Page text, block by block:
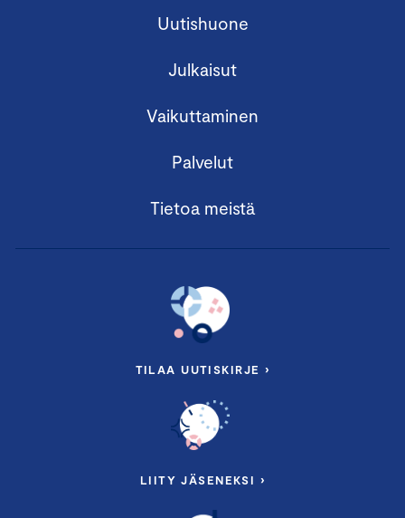
Uutishuone
Julkaisut
Vaikuttaminen
Palvelut
Tietoa meistä
TILAA UUTISKIRJE ›
LIITY JÄSENEKSI ›